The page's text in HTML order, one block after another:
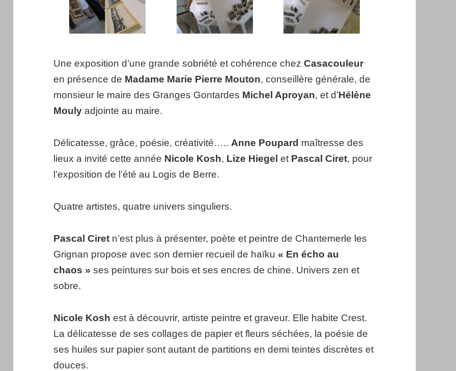
Une exposition d’une grande sobriété et cohérence chezCasacouleur
en présence de Madame Marie Pierre Mouton, conseillère générale, de
monsieur le maire des Granges Gontardes Michel Aproyan, et d’Hélène
Mouly adjointe au maire.
Délicatesse, grâce, poésie, créativité….. Anne Poupard maîtresse des
lieux a invité cette année Nicole Kosh, Lize Hiegel et Pascal Ciret, pour
l’exposition de l’été au Logis de Berre.
Quatre artistes, quatre univers singuliers.
Pascal Ciret n’est plus à présenter, poète et peintre de Chantemerle les
Grignan propose avec son dernier recueil de haïku« En écho au
chaos » ses peintures sur bois et ses encres de chine. Univers zen et
sobre.
Nicole Kosh est à découvrir, artiste peintre et graveur. Elle habite Crest.
La délicatesse de ses collages de papier et fleurs séchées, la poésie de
ses huiles sur papier sont autant de partitions en demi teintes discrètes et
douces.